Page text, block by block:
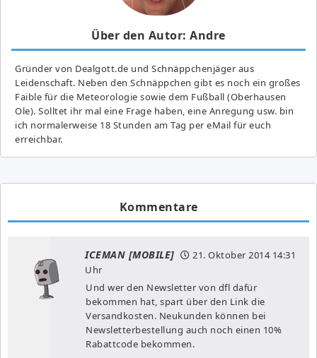
Über den Autor: Andre
Gründer von Dealgott.de und Schnäppchenjäger aus
Leidenschaft. Neben den Schnäppchen gibt es noch ein großes
Fai­ble für die Meteorologie sowie dem Fußball (Oberhausen
Ole). Solltet ihr mal eine Frage haben, eine Anregung usw. bin
ich normalerweise 18 Stunden am Tag per eMail für euch
erreichbar.
Kommentare
ICEMAN [MOBILE] 21. Oktober 201414:31
Uhr
Und wer den Newsletter von dfl dafür
bekommen hat, spart über den Link die
Versandkosten. Neukunden können bei
Newsletterbestellung auch noch einen 10%
Rabattcode bekommen.